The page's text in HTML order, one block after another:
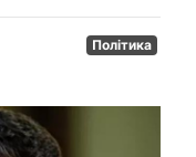
Політика